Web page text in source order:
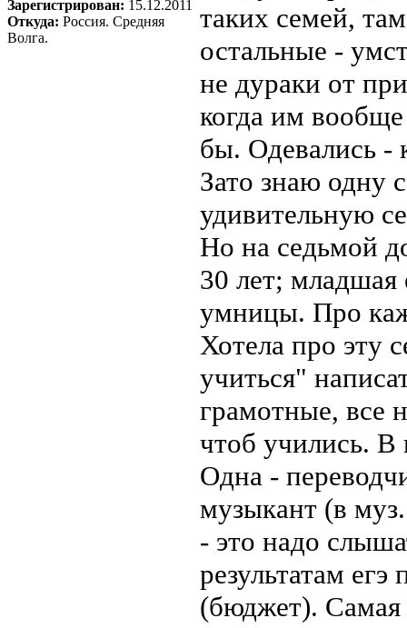
Зарегистрирован: 15.12.2011
Откуда: Россия. Средняя
Волга.
таких семей,
остальные -
не дураки от
когда им
бы. Одевались -
Зато знаю одну
удивительную
Но на седьмой
30 лет; младшая
умницы. Про
Хотела про эту
учиться"
грамотные, все
чтоб учились. В
Одна -
музыкант (в
- это надо
результатам
(бюджет). Самая